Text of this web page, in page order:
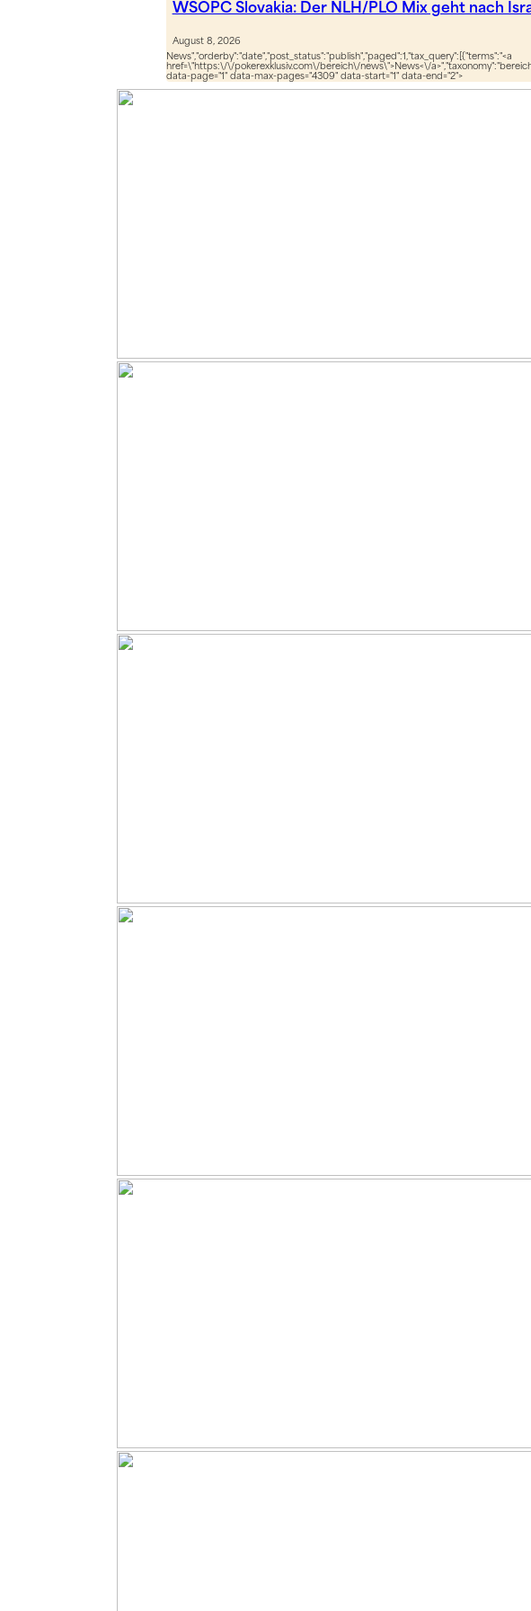
WSOPC Slovakia: Der NLH/PLO Mix geht nach
August 8, 2026
News","orderby":"date","post_status":"publish","paged":1,"tax_query":[{"terms":"<a
href=\"https:\/\/pokerexklusiv.com\/bereich\/news\">News<\/
data-page="1" data-max-pages="4309" data-start="1" data-end="2">